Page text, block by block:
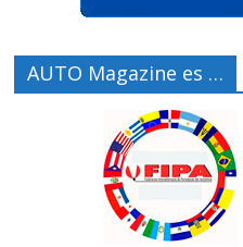
AUTO Magazine es …